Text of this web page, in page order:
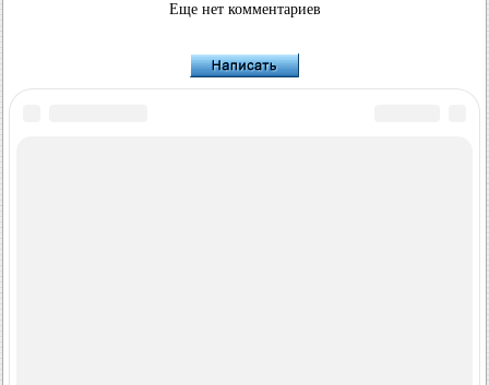
Еще нет комментариев